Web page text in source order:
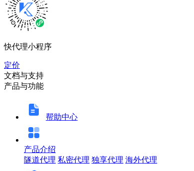
快代理小程序
定价
文档与支持
产品与功能
帮助中心
产品介绍
隧道代理 私密代理 独享代理 海外代理